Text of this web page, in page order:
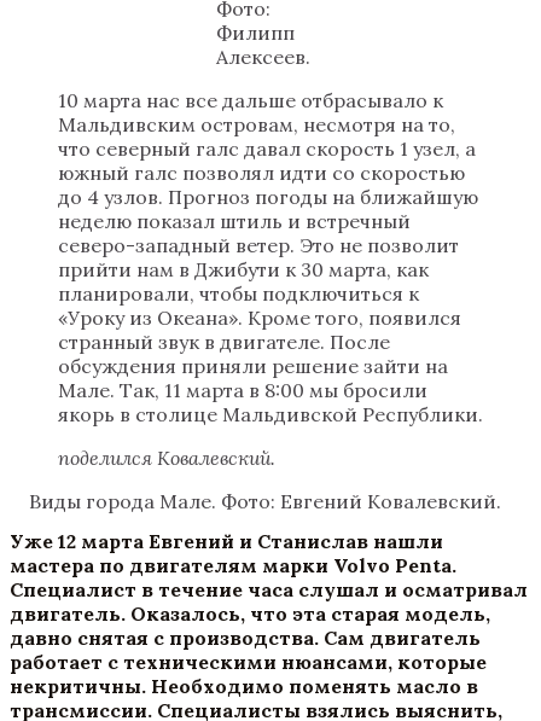
Фото:
Филипп
Алексеев.
10 марта нас все дальше отбрасывало к
Мальдивским островам, несмотря на то,
что северный галс давал скорость 1 узел, а
южный галс позволял идти со скоростью
до 4 узлов. Прогноз погоды на ближайшую
неделю показал штиль и встречный
северо-западный ветер. Это не позволит
прийти нам в Джибути к 30 марта, как
планировали, чтобы подключиться к
«Уроку из Океана». Кроме того, появился
странный звук в двигателе. После
обсуждения приняли решение зайти на
Мале. Так, 11 марта в 8:00 мы бросили
якорь в столице Мальдивской Республики.
поделился Ковалевский.
Виды города Мале. Фото: Евгений Ковалевский.
Уже 12 марта Евгений и Станислав нашли
мастера по двигателям марки Volvo Penta.
Специалист в течение часа слушал и осматривал
двигатель. Оказалось, что эта старая модель,
давно снятая с производства. Сам двигатель
работает с техническими нюансами, которые
некритичны. Необходимо поменять масло в
трансмиссии. Специалисты взялись выяснить,